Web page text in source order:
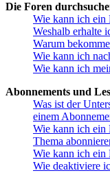
Die Foren
Wie kann ich ein
Weshalb erhalte
Warum
Wie kann ich
Wie kann ich
Abonnements und
Was ist der
einem
Wie kann ich ein
Thema
Wie kann ich ein
Wie deaktiviere